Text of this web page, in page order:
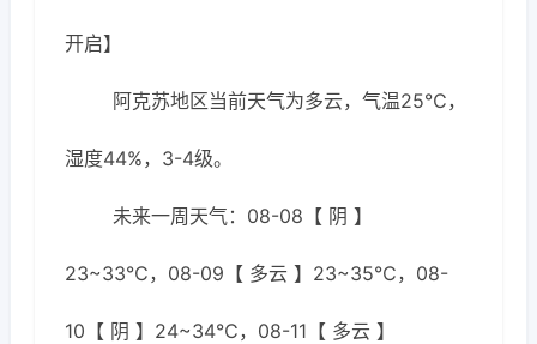
开启】
阿克苏地区当前天气为多云，气温25℃，
湿度44%，3-4级。
未来一周天气：08-08【 阴 】
23~33℃，08-09【 多云 】23~35℃，08-
10【 阴 】24~34℃，08-11【 多云 】